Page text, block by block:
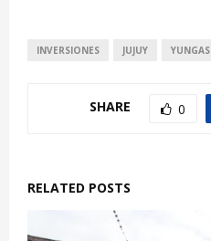
INVERSIONES JUJUY YUNGAS
SHARE 0
RELATED POSTS